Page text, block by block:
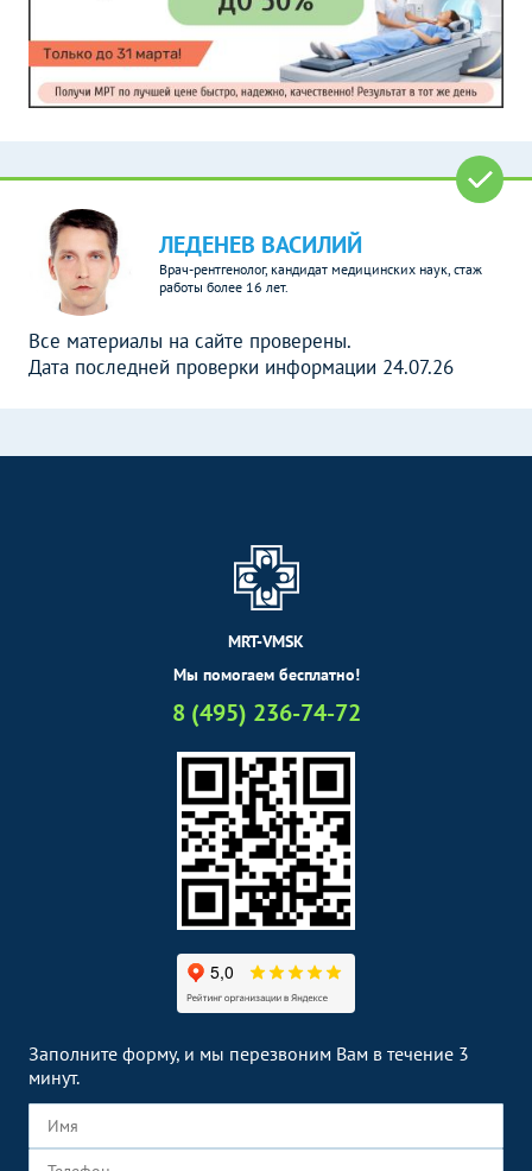
ЛЕДЕНЕВ ВАСИЛИЙ
Врач-рентгенолог, кандидат медицинских наук, стаж
работы более 16 лет.
Все материалы на сайте проверены.
Дата последней проверки информации 24.07.26
MRT-VMSK
Мы помогаем бесплатно!
8 (495) 236-74-72
Заполните форму, и мы перезвоним Вам в течение 3
минут.